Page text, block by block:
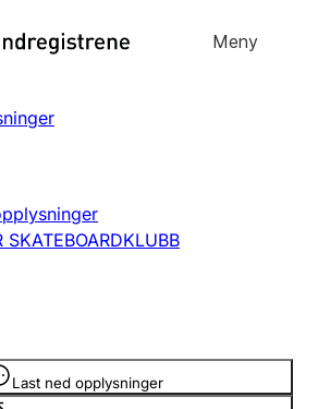
til
Meny
slette
slette
SKATEBOARDKLUBB
Last ned opplysninger